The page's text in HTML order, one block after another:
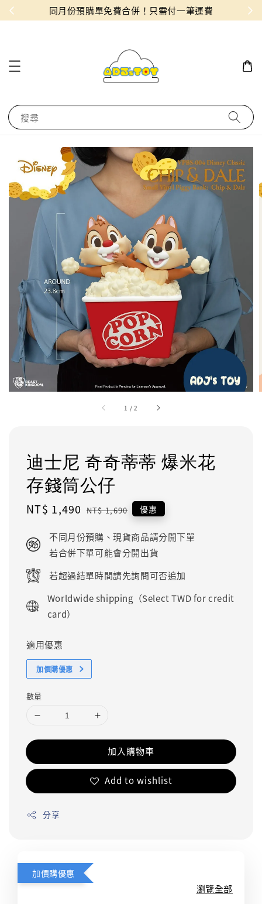
！ 同月份預購單免費合併！只需付一筆運費
搜尋
1 /2
迪士尼 奇奇蒂蒂 爆米花
存錢筒公仔
Sale
NT$ 1,490 Regular
NT$ 1,690 優惠
不同月份預購、現貨商品請分開下單
若合併下單可能會分開出貨
若超過結單時間請先詢問可否追加
Worldwide shipping（Select TWD for credit
card）
適用優惠
加價購優惠
數量
加入購物車
Add to wishlist
分享
加價購優惠
瀏覽全部